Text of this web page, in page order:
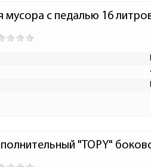
мусора с педалью 16
"TOPY"